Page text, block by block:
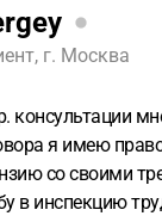
г. Москва
консультации
я имею
со своими
в инспекцию